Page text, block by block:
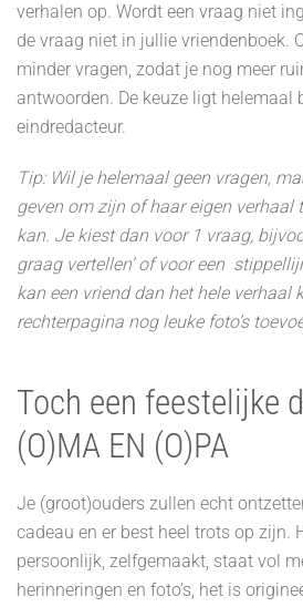
verhalen op. Wordt een vraag niet
de vraag niet in jullie vriendenboek.
minder vragen, zodat je nog meer
antwoorden. De keuze ligt helemaal
eindredacteur.
Tip: Wil je helemaal geen vragen,
geven om zijn of haar eigen verhaal
kan. Je kiest dan voor 1 vraag,
graag vertellen’ of voor een
kan een vriend dan het hele verhaal
rechterpagina nog leuke foto’s
Toch een feestelijke
(O)MA EN (O)PA
Je (groot)ouders zullen echt
cadeau en er best heel trots op zijn.
persoonlijk, zelfgemaakt, staat vol
herinneringen en foto’s, het is